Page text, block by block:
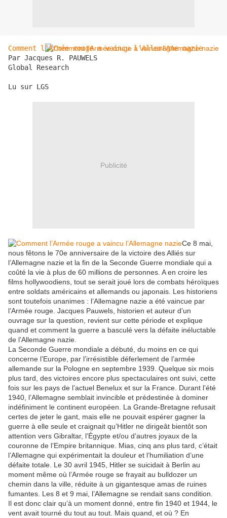
Comment l’Armée rouge a vaincu l’Allemagne nazie
Par Jacques R. PAUWELS
Global Research
Lu sur LGS
Publicité
Ce 8 mai,
nous fêtons le 70e anniversaire de la victoire des Alliés sur
l’Allemagne nazie et la fin de la Seconde Guerre mondiale qui a
coûté la vie à plus de 60 millions de personnes. A en croire les
films hollywoodiens, tout se serait joué lors de combats héroïques
entre soldats américains et allemands ou japonais. Les historiens
sont toutefois unanimes : l’Allemagne nazie a été vaincue par
l’Armée rouge. Jacques Pauwels, historien et auteur d’un
ouvrage sur la question, revient sur cette période et explique
quand et comment la guerre a basculé vers la défaite inéluctable
de l’Allemagne nazie.
La Seconde Guerre mondiale a débuté, du moins en ce qui
concerne l’Europe, par l’irrésistible déferlement de l’armée
allemande sur la Pologne en septembre 1939. Quelque six mois
plus tard, des victoires encore plus spectaculaires ont suivi, cette
fois sur les pays de l’actuel Benelux et sur la France. Durant l’été
1940, l’Allemagne semblait invincible et prédestinée à dominer
indéfiniment le continent européen. La Grande-Bretagne refusait
certes de jeter le gant, mais elle ne pouvait espérer gagner la
guerre à elle seule et craignait qu’Hitler ne dirigeât bientôt son
attention vers Gibraltar, l’Égypte et/ou d’autres joyaux de la
couronne de l’Empire britannique. Mias, cinq ans plus tard, c’était
l’Allemagne qui expérimentait la douleur et l’humiliation d’une
défaite totale. Le 30 avril 1945, Hitler se suicidait à Berlin au
moment même où l’Armée rouge se frayait au bulldozer un
chemin dans la ville, réduite à un gigantesque amas de ruines
fumantes. Les 8 et 9 mai, l’Allemagne se rendait sans condition.
Il est donc clair qu’à un moment donné, entre fin 1940 et 1944, le
vent avait tourné du tout au tout. Mais quand, et où ? En